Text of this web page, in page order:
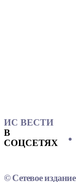
ИС ВЕСТИ
В
СОЦСЕТЯХ
© Сетевое